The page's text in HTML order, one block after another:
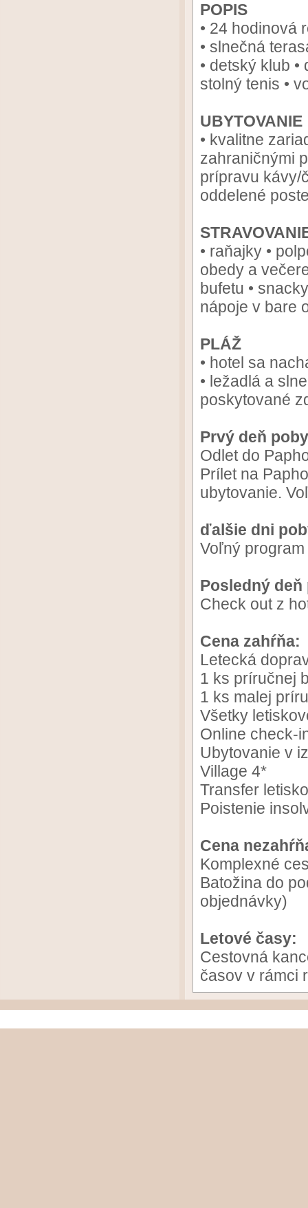
POPIS
• 24 hodinová
• slnečná
• detský klub
stolný tenis •
UBYTOVANIE
• kvalitne
zahraničnými
prípravu kávy/
oddelené
• raňajky •
obedy a
bufetu •
nápoje v bare
PLÁŽ
• hotel sa
• ležadlá a
poskytované
Prvý deň
Odlet do
Prílet na
ubytovanie.
ďalšie dni
Voľný program
Posledný
Check out z
Cena zahŕňa:
Letecká
1 ks príručnej
1 ks malej
Všetky
Online check-
Ubytovanie v
Village 4*
Transfer
Poistenie
Cena
Komplexné
Batožina do
objednávky)
Letové časy:
Cestovná
časov v rámci